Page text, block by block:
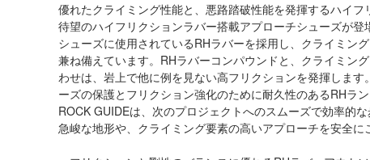
優れたクライミング性能と、悪路踏破性能を発揮するハイ
待望のハイフリクションラバー搭載アプローチシューズが
シューズに使用されているRHラバーを採用し、クライミン
兼ね備えています。RHラバーコンパウンドと、クライミン
わせは、岩上で他に例を見ない高フリクションを発揮しま
ーズの保護とフリクション強化のために耐久性のあるRHラ
ROCK GUIDEは、次のプロジェクトへのスムーズで効率的な
急峻な地形や、クライミング要素の高いアプローチを安全に